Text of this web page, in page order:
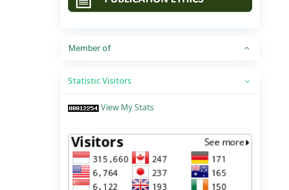
Member of
Statistic Visitors
View My Stats